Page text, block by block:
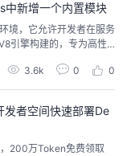
新增一个内置模块
境，它允许开发者在服务
引擎构建的，专为高性
Node.js 技术原理：从调
3.6k 0 0
发者空间快速部署De
200万Token免费领取